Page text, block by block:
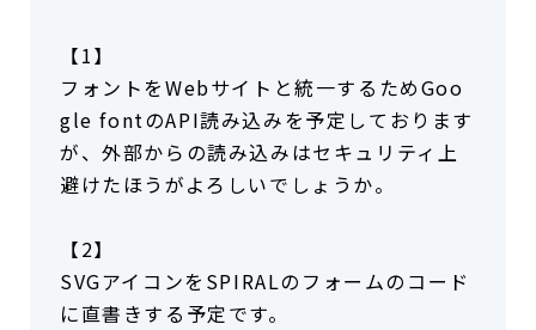
【1】
フォントをWebサイトと統一するためGoo
gle fontのAPI読み込みを予定しております
が、外部からの読み込みはセキュリティ上
避けたほうがよろしいでしょうか。
【2】
SVGアイコンをSPIRALのフォームのコード
に直書きする予定です。